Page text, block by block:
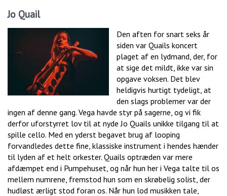
Jo Quail
Den aften for snart seks år
siden var Quails koncert
plaget af en lydmand, der, for
at sige det mildt, ikke var sin
opgave voksen. Det blev
heldigvis hurtigt tydeligt, at
den slags problemer var der
ingen af denne gang. Vega havde styr på sagerne, og vi fik
derfor uforstyrret lov til at nyde Jo Quails unikke tilgang til at
spille cello. Med en yderst begavet brug af looping
forvandledes dette fine, klassiske instrument i hendes hænder
til lyden af et helt orkester. Quails optræden var mere
afdæmpet end i Pumpehuset, og når hun her i Vega talte til os
mellem numrene, fremstod hun som en skrøbelig solist, der
hudløst ærligt stod foran os. Når hun lod musikken tale,